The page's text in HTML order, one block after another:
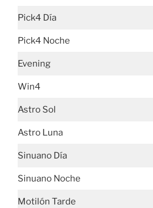
Pick4 Día
Pick4 Noche
Evening
Win4
Astro Sol
Astro Luna
Sinuano Día
Sinuano Noche
Motilón Tarde